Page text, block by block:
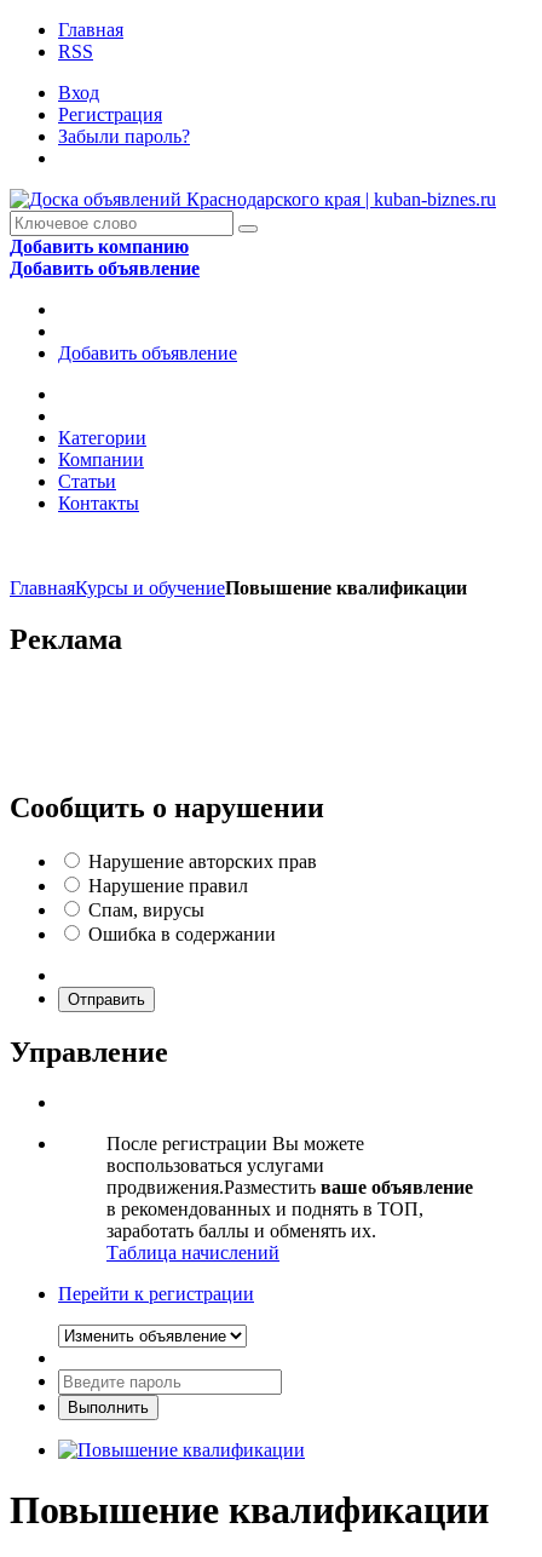
Главная
RSS
Вход
Регистрация
Забыли пароль?
Добавить компанию
Добавить объявление
Добавить объявление
Категории
Компании
Статьи
Контакты
ГлавнаяКурсы и обучениеПовышение квалификации
Реклама
Сообщить о нарушении
Нарушение авторских прав
Нарушение правил
Спам, вирусы
Ошибка в содержании
Отправить
Управление
После регистрации Вы можете
воспользоваться услугами
продвижения.Разместить ваше объявление
в рекомендованных и поднять в ТОП,
заработать баллы и обменять их.
Таблица начислений
Перейти к регистрации
Повышение квалификации